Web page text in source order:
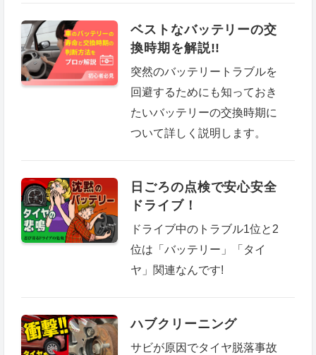
ベストなバッテリーの交
換時期を解説!!
突然のバッテリートラブルを
回避するためにも知っておき
たいバッテリーの交換時期に
ついて詳しく説明します。
日ごろの点検で安心安全
ドライブ！
ドライブ中のトラブル1位と2
位は「バッテリー」「タイ
ヤ」関連なんです!
ハブクリーニング
サビが原因でタイヤ脱落事故